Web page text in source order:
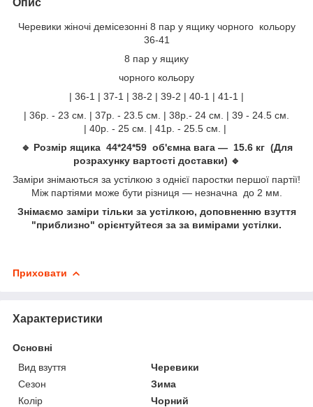
Черевики жіночі демісезонні 8 пар у ящику чорного кольору
36-41
8 пар у ящику
чорного кольору
| 36-1 | 37-1 | 38-2 | 39-2 | 40-1 | 41-1 |
| 36р. - 23 см. | 37р. - 23.5 см. | 38р.- 24 см. | 39 - 24.5 см.
| 40р. - 25 см. | 41р. - 25.5 см. |
🔹 Розмір ящика 44*24*59 об'ємна вага — 15.6 кг (Для
розрахунку вартості доставки) 🔹
Заміри знімаються за устілкою з однієї паростки першої партії!
Між партіями може бути різниця — незначна до 2 мм.
Знімаємо заміри тільки за устілкою, доповненню взуття
"приблизно" орієнтуйтеся за за вимірами устілки.
Приховати
Характеристики
Основні
Вид взуття
Черевики
Сезон
Зима
Колір
Чорний